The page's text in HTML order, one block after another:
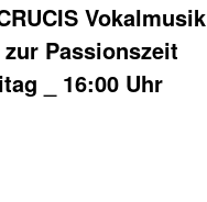
Vokalmusik
Passionszeit
_ 16:00 Uhr